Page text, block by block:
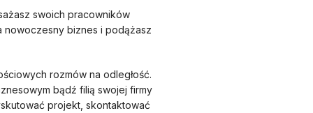
swoich pracowników
nowoczesny biznes i podążasz
rozmów na odległość.
bądź filią swojej firmy
projekt, skontaktować